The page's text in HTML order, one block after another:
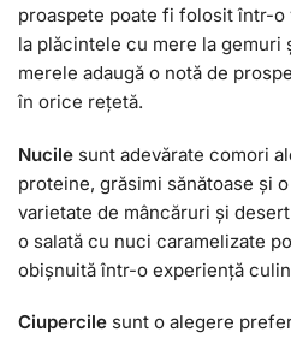
proaspete poate fi folosit într-o
la plăcintele cu mere la gemuri
merele adaugă o notă de
în orice rețetă.
Nucile sunt adevărate comori
proteine, grăsimi sănătoase și
varietate de mâncăruri și
o salată cu nuci caramelizate
obișnuită într-o experiență
Ciupercile sunt o alegere